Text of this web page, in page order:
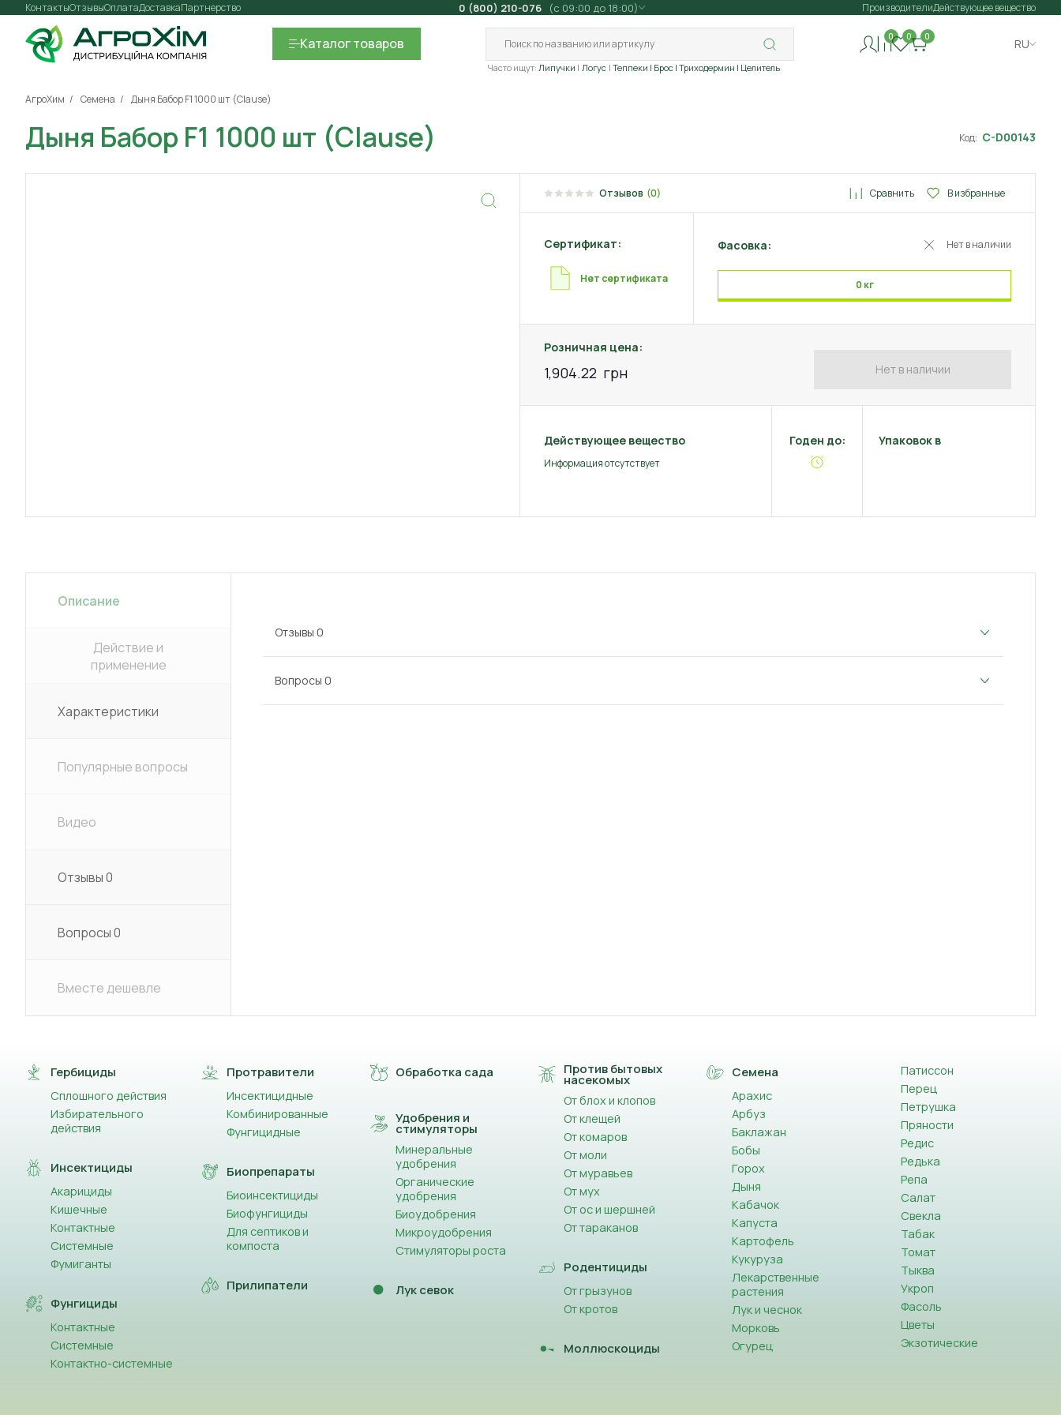
Контакты Оплата
Отзывы ДоставкаПартнерство 0 (800) 210-076 (с 09:00 до 18:00) ПроизводителиДействующее вещество
Каталогтоваров
Часто ищут: Липучки Логус Теппеки | Брос | Триходермин | Целитель
0 0 0
RU
АгроХим Семена Дыня Бабор F1 1000 шт (Clause)
Дыня Бабор F1 1000 шт (Clause) Код: C-D00143
Отзывов (0) Сравнить В избранные
Сертификат:
Нет сертификата
Фасовка: Нет в наличии
0 кг
Розничная цена:
1,904.22 грн Нет в наличии
Действующее вещество
Информация отсутствует
Годен до: Упаковок в
Описание
Действие и
применение
Характеристики
Популярные вопросы
Видео
Отзывы0
Вопросы0
Вместе дешевле
Отзывы 0
Вопросы 0
Гербициды
Сплошного действия
Избирательного
действия
Инсектициды
Акарициды
Кишечные
Контактные
Системные
Фумиганты
Фунгициды
Контактные
Системные
Контактно-системные
Протравители
Инсектицидные
Комбинированные
Фунгицидные
Биопрепараты
Биоинсектициды
Биофунгициды
Для септиков и
компоста
Прилипатели
Обработка сада
Удобрения и
стимуляторы
Минеральные
удобрения
Органические
удобрения
Биоудобрения
Микроудобрения
Стимуляторы роста
Лук севок
Против бытовых
насекомых
От блох и клопов
От клещей
От комаров
От моли
От муравьев
От мух
От ос и шершней
От тараканов
Родентициды
От грызунов
От кротов
Моллюскоциды
Семена
Арахис
Арбуз
Баклажан
Бобы
Горох
Дыня
Кабачок
Капуста
Картофель
Кукуруза
Лекарственные
растения
Лук и чеснок
Морковь
Огурец
Патиссон
Перец
Петрушка
Пряности
Редис
Редька
Репа
Салат
Свекла
Табак
Томат
Тыква
Укроп
Фасоль
Цветы
Экзотические